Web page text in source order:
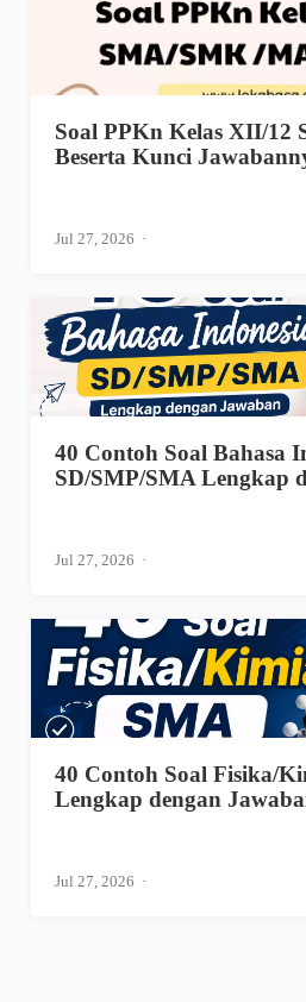
Soal PPKn Kelas XII/12
Beserta Kunci
Jul 27, 2026
40 Contoh Soal Bahasa
SD/SMP/SMA Lengkap
Jul 27, 2026
40 Contoh Soal Fisika/
Lengkap dengan
Jul 27, 2026